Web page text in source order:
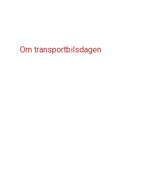
Om transportbilsdagen